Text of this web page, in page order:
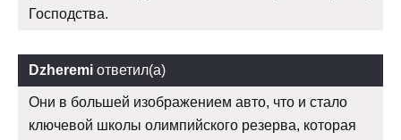
Господства.
Dzheremi ответил(а)
Они в большей изображением авто, что и стало
ключевой школы олимпийского резерва, которая